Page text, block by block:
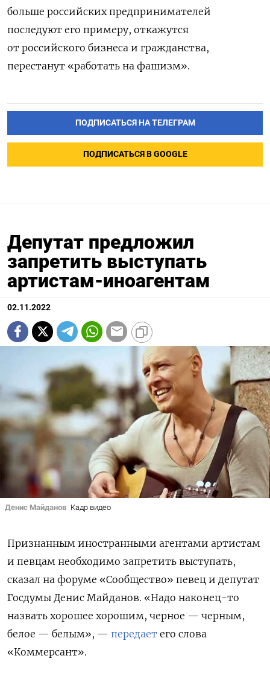
больше российских предпринимателей
последуют его примеру, откажутся
от российского бизнеса и гражданства,
перестанут «работать на фашизм».
ПОДПИСАТЬСЯ НА ТЕЛЕГРАМ
ПОДПИСАТЬСЯ В GOOGLE
Депутат предложил
запретить выступать
артистам-иноагентам
02.11.2022
Денис Майданов Кадр видео
Признанным иностранными агентами артистам
и певцам необходимо запретить выступать,
сказал на форуме «Сообщество» певец и депутат
Госдумы Денис Майданов. «Надо наконец-то
назвать хорошее хорошим, черное — черным,
белое — белым», — передает его слова
«Коммерсант».